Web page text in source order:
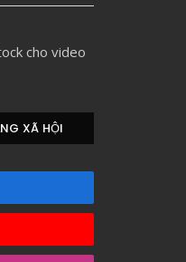
cho video
XÃ HỘI